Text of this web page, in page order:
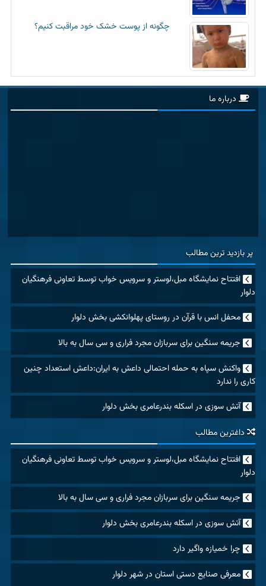
چگونه از پوست خشک خود مراقبت کنیم؟
درباره ما
پر بازدید ترین مطالب
افتتاح نمایشگاه مبل،لوستر و سرویس خواب توسط تعاونی فرهنگیان
دلوار
محفل انس با قرآن در روستای پهلوانکشی بخش دلوار
جریمه سنگین برای سربازان مجرد فراری و سی سال به بالا
واکنش سپاه به حمله احتمالی داعش به ایران:داعش استعداد چنین
کاری را ندارد
آتش سوزی در اسکله بندرعامری بخش دلوار
داغترین مطالب
افتتاح نمایشگاه مبل،لوستر و سرویس خواب توسط تعاونی فرهنگیان
دلوار
جریمه سنگین برای سربازان مجرد فراری و سی سال به بالا
آتش سوزی در اسکله بندرعامری بخش دلوار
چرا خمیازه واگیر دارد
معرفی صنایع دستی استان در شهر دلوار